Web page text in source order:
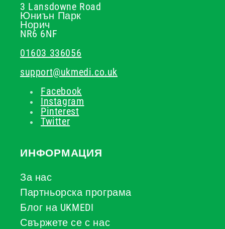
3 Lansdowne Road
Юниън Парк
Норич
NR6 6NF
01603 336056
support@ukmedi.co.uk
Facebook
Instagram
Pinterest
Twitter
ИНФОРМАЦИЯ
За нас
Партньорска програма
Блог на UKMEDI
Свържете се с нас